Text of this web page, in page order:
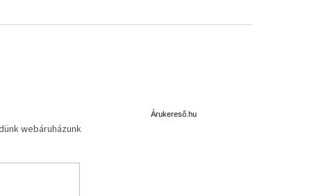
webáruházunk
Árukereső.hu